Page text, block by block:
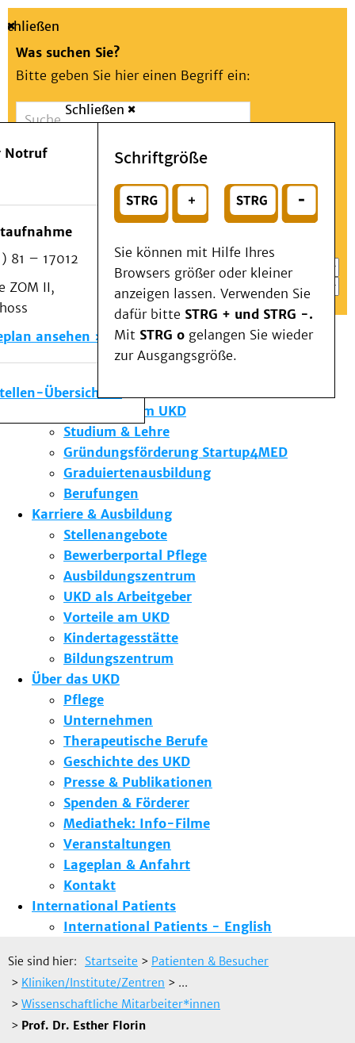
Suche
Schließen
Was suchen Sie?
Bitte geben Sie hier einen Begriff ein:
Suchen
oder
Wählen Sie ein Thema für Ihren Schnelleinstieg
Notfall
Schließen
Notruf
81 – 17012
ZOM II,
ansehen
Übersicht
Schriftgröße
Sie können mit Hilfe Ihres
Browsers größer oder kleiner
anzeigen lassen. Verwenden Sie
dafür bitte STRG + und STRG -.
Mit STRG o gelangen Sie wieder
zur Ausgangsgröße.
Menü
Patienten & Besucher
Kliniken/Institute/Zentren
Als Patient am UKD
Beratung und Unterstützung
Veranstaltungen
Kommunikation im Medizinwesen (KIM)
Notfall
Forschung & Lehre
Die Institute des UKD
Forschung am UKD
Studium & Lehre
Gründungsförderung Startup4MED
Graduiertenausbildung
Berufungen
Karriere & Ausbildung
Stellenangebote
Bewerberportal Pflege
Ausbildungszentrum
UKD als Arbeitgeber
Vorteile am UKD
Kindertagesstätte
Bildungszentrum
Über das UKD
Pflege
Unternehmen
Therapeutische Berufe
Geschichte des UKD
Presse & Publikationen
Spenden & Förderer
Mediathek: Info-Filme
Veranstaltungen
Lageplan & Anfahrt
Kontakt
International Patients
International Patients - English
Sie sind hier: Startseite > Patienten & Besucher
> Kliniken/Institute/Zentren > ...
> Wissenschaftliche Mitarbeiter*innen
> Prof. Dr. Esther Florin